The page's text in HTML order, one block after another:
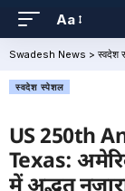
Aa
Swadesh News > स्वदेश
स्वदेश स्पेशल
US 250th
Texas: